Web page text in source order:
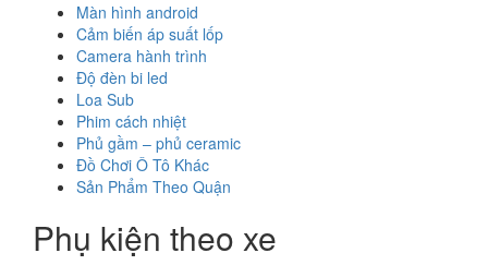
Màn hình android
Cảm biến áp suất lốp
Camera hành trình
Độ đèn bi led
Loa Sub
Phim cách nhiệt
Phủ gầm – phủ ceramic
Đồ Chơi Ô Tô Khác
Sản Phẩm Theo Quận
Phụ kiện theo xe